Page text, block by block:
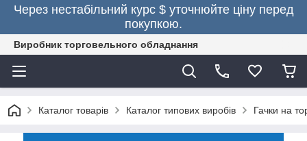
Через нестабільний курс $ уточнюйте ціну перед
покупкою.
Виробник торговельного обладнання
Каталог товарів Каталог типових виробів Гачки на